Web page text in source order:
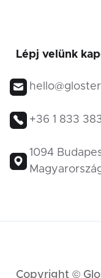
Lépj velünk
+36 1 833
1094
Copyright ©